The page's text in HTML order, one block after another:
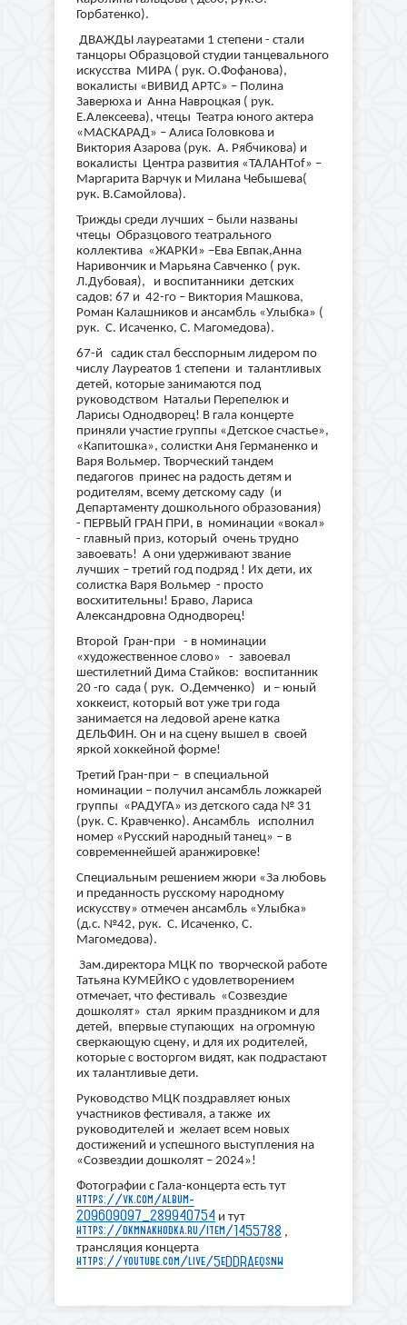
Горбатенко).
ДВАЖДЫ лауреатами 1 степени - стали
танцоры Образцовой студии танцевального
искусства МИРА ( рук. О.Фофанова),
вокалисты «ВИВИД АРТС» – Полина
Заверюха и Анна Навроцкая ( рук.
Е.Алексеева), чтецы Театра юного актера
«МАСКАРАД» – Алиса Головкова и
Виктория Азарова (рук. А. Рябчикова) и
вокалисты Центра развития «ТАЛАНТof» –
Маргарита Варчук и Милана Чебышева(
рук. В.Самойлова).
Трижды среди лучших – были названы
чтецы Образцового театрального
коллектива «ЖАРКИ» –Ева Евпак,Анна
Наривончик и Марьяна Савченко ( рук.
Л.Дубовая), и воспитанники детских
садов: 67 и 42-го – Виктория Машкова,
Роман Калашников и ансамбль «Улыбка» (
рук. С. Исаченко, С. Магомедова).
67-й садик стал бесспорным лидером по
числу Лауреатов 1 степени и талантливых
детей, которые занимаются под
руководством Натальи Перепелюк и
Ларисы Однодворец! В гала концерте
приняли участие группы «Детское счастье»,
«Капитошка», солистки Аня Германенко и
Варя Вольмер. Творческий тандем
педагогов принес на радость детям и
родителям, всему детскому саду (и
Департаменту дошкольного образования)
- ПЕРВЫЙ ГРАН ПРИ, в номинации «вокал»
- главный приз, который очень трудно
завоевать! А они удерживают звание
лучших – третий год подряд ! Их дети, их
солистка Варя Вольмер - просто
восхитительны! Браво, Лариса
Александровна Однодворец!
Второй Гран-при - в номинации
«художественное слово» - завоевал
шестилетний Дима Стайков: воспитанник
20 -го сада ( рук. О.Демченко) и – юный
хоккеист, который вот уже три года
занимается на ледовой арене катка
ДЕЛЬФИН. Он и на сцену вышел в своей
яркой хоккейной форме!
Третий Гран-при – в специальной
номинации – получил ансамбль ложкарей
группы «РАДУГА» из детского сада № 31
(рук. С. Кравченко). Ансамбль исполнил
номер «Русский народный танец» – в
современнейшей аранжировке!
Специальным решением жюри «За любовь
и преданность русскому народному
искусству» отмечен ансамбль «Улыбка»
(д.с. №42, рук. С. Исаченко, С.
Магомедова).
Зам.директора МЦК по творческой работе
Татьяна КУМЕЙКО с удовлетворением
отмечает, что фестиваль «Созвездие
дошколят» стал ярким праздником и для
детей, впервые ступающих на огромную
сверкающую сцену, и для их родителей,
которые с восторгом видят, как подрастают
их талантливые дети.
Руководство МЦК поздравляет юных
участников фестиваля, а также их
руководителей и желает всем новых
достижений и успешного выступления на
«Созвездии дошколят – 2024»!
Фотографии с Гала-концерта есть тут
https://vk.com/album-
209609097_289940754 и тут
https://dkmnakhodka.ru/item/1455788 ,
трансляция концерта
https://youtube.com/live/5eDDRAeqsnw